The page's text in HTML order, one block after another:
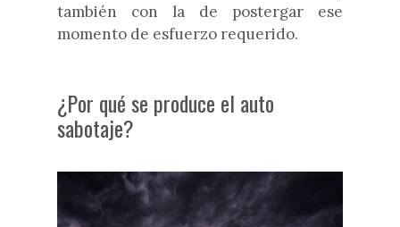
también con la de postergar ese
momento de esfuerzo requerido.
¿Por qué se produce el auto
sabotaje?